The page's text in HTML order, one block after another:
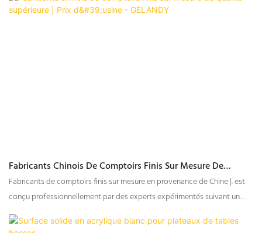
et d'autres effets.
Fabricants Chinois De Comptoirs Finis Sur Mesure De
Qualité Supérieure | Prix D'usine - GELANDY
Fabricants de comptoirs finis sur mesure en provenance de Chine |. est
conçu professionnellement par des experts expérimentés suivant un
processus de conception rigoureux.